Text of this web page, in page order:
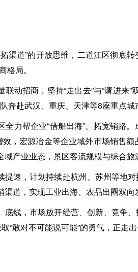
渠道”的开放思维，二道江区彻底
格局。
动招商，坚持“走出去”与“请进来
奔赴武汉、重庆、天津等8座重点城
全力帮企业“借船出海”、拓宽销路
效，宏源冶金等企业域外市场销售
产业业态，景区客流规模与综合旅
提速，计划持续赴杭州、苏州等地
道，实现工业出海、农品出圈双向
底线，市场放开经营、创新、竞争
“敢对不可能说可能”的勇气，正走